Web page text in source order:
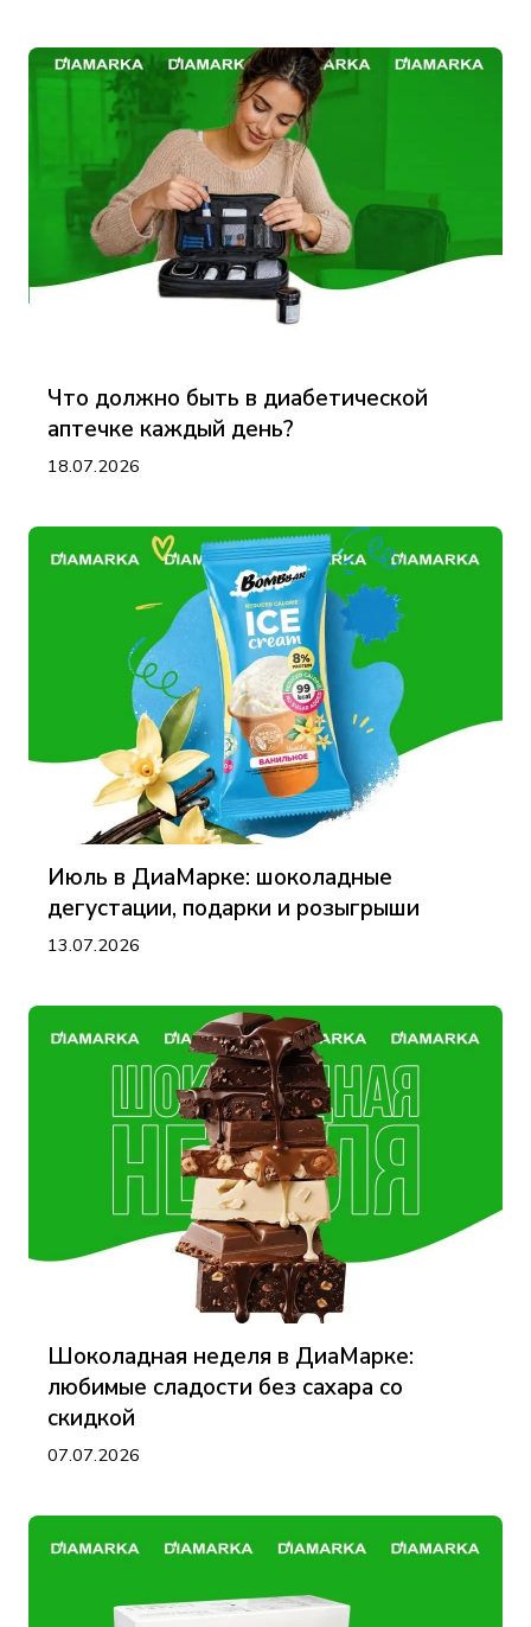
Что должно быть в диабетической
аптечке каждый день?
18.07.2026
Июль в ДиаМарке: шоколадные
дегустации, подарки и розыгрыши
13.07.2026
Шоколадная неделя в ДиаМарке:
любимые сладости без сахара со
скидкой
07.07.2026